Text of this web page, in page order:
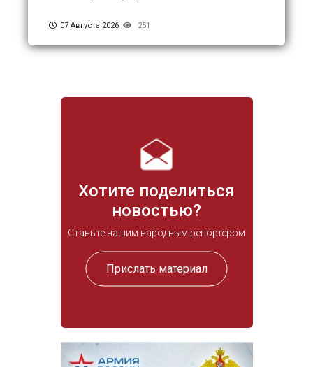
Хотите поделиться
новостью?
Станьте нашим народным репортером
Прислать материал
07 Августа 2026 251